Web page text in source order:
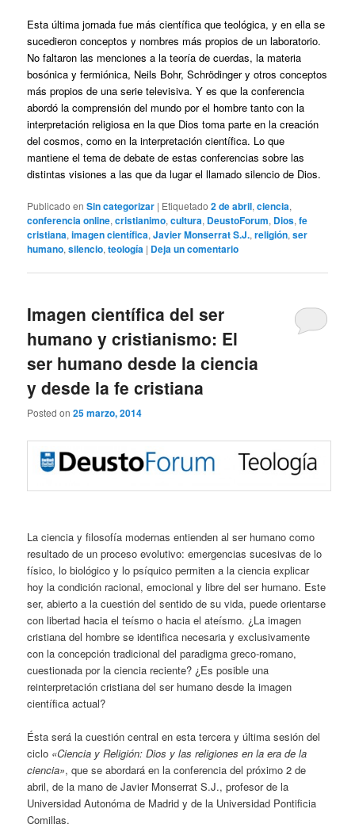
Esta última jornada fue más científica que teológica, y en ella se
sucedieron conceptos y nombres más propios de un laboratorio.
No faltaron las menciones a la teoría de cuerdas, la materia
bosónica y fermiónica, Neils Bohr, Schrödinger y otros conceptos
más propios de una serie televisiva. Y es que la conferencia
abordó la comprensión del mundo por el hombre tanto con la
interpretación religiosa en la que Dios toma parte en la creación
del cosmos, como en la interpretación científica. Lo que
mantiene el tema de debate de estas conferencias sobre las
distintas visiones a las que da lugar el llamado silencio de Dios.
Publicado en Sin categorizar | Etiquetado 2 de abril,ciencia,
conferencia online,cristianimo,cultura, DeustoForum, Dios,fe
cristiana,imagen científica,Javier Monserrat S.J.,religión,ser
humano,silencio,teología | Deja un comentario
Imagen científica del ser
humano y cristianismo: El
ser humano desde la ciencia
y desde la fe cristiana
Posted on25 marzo, 2014
La ciencia y filosofía modernas entienden al ser humano como
resultado de un proceso evolutivo: emergencias sucesivas de lo
físico, lo biológico y lo psíquico permiten a la ciencia explicar
hoy la condición racional, emocional y libre del ser humano. Este
ser, abierto a la cuestión del sentido de su vida, puede orientarse
con libertad hacia el teísmo o hacia el ateísmo. ¿La imagen
cristiana del hombre se identifica necesaria y exclusivamente
con la concepción tradicional del paradigma greco-romano,
cuestionada por la ciencia reciente? ¿Es posible una
reinterpretación cristiana del ser humano desde la imagen
científica actual?
Ésta será la cuestión central en esta tercera y última sesión del
ciclo «Ciencia y Religión: Dios y las religiones en la era de la
ciencia», que se abordará en la conferencia del próximo 2 de
abril, de la mano de Javier Monserrat S.J., profesor de la
Universidad Autonóma de Madrid y de la Universidad Pontificia
Comillas.